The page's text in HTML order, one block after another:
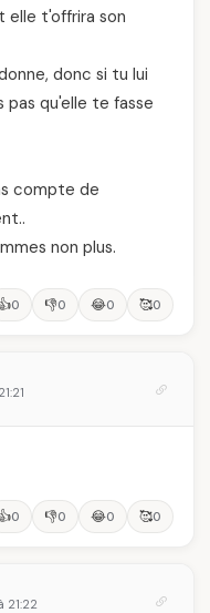
elle t'offrira son
donc si tu lui
qu'elle te fasse
compte de
non plus.
👍0 👎0 😂0 🥰0
👍0 👎0 😂0 🥰0
21:22